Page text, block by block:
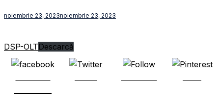
noiembrie 23, 2023noiembrie 23, 2023
DSP-OLTDescarcă